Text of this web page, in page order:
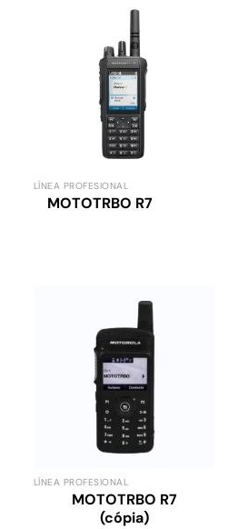
LÍNEA PROFESIONAL
MOTOTRBO R7
LÍNEA PROFESIONAL
MOTOTRBO R7
(cópia)